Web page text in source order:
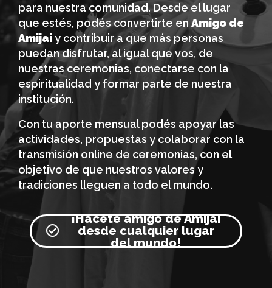
para nuestra comunidad. Desde el lugar
que estés, podés convertirte en Amigo de
Amijaiy contribuir a que más personas
puedan disfrutar, al igual que vos, de
nuestras ceremonias, conectarse con la
espiritualidad y formar parte de nuestra
institución.
Con tu aporte mensual podés apoyar las
actividades, propuestas y colaborar con la
transmisión online de ceremonias, con el
objetivo de que nuestros valores y
tradiciones lleguen a todo el mundo.
¡Hacete amigo de Amijai
desde cualquier lugar
del mundo!